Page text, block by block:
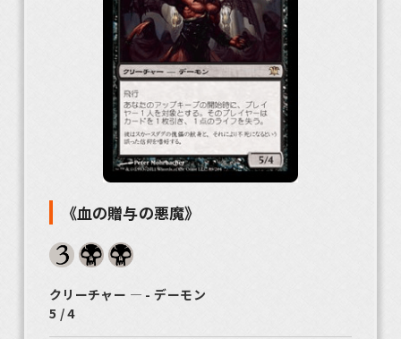
《血の贈与の悪魔》
クリーチャー ― - デーモン
5 / 4